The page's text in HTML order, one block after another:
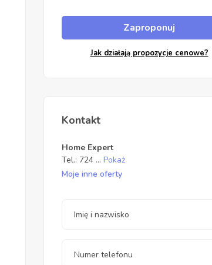
Zaproponuj
Jak działają propozycje cenowe?
Kontakt
Home Expert
Tel.: 724 ... Pokaż
Moje inne oferty